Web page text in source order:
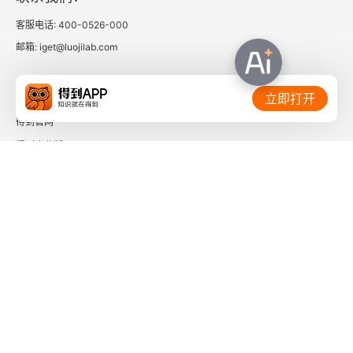
客服电话: 400-0526-000
邮箱: iget@luojilab.com
相关链接：
得到官网
立即打开